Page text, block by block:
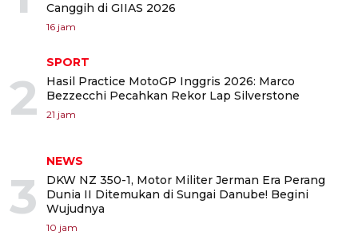
Canggih di GIIAS 2026
16 jam
2
SPORT
Hasil Practice MotoGP Inggris 2026: Marco
Bezzecchi Pecahkan Rekor Lap Silverstone
21 jam
3
NEWS
DKW NZ 350-1, Motor Militer Jerman Era Perang
Dunia II Ditemukan di Sungai Danube! Begini
Wujudnya
10 jam